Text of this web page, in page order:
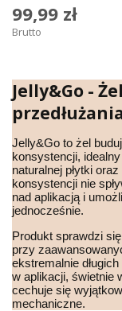
99,99 zł
Brutto
Jelly&Go -
Jelly&Go to żel
konsystencji,
naturalnej płytki
konsystencji nie
nad aplikacją i
jednocześnie.
Produkt sprawdzi
przy
ekstremalnie
w aplikacji, świetnie
cechuje się
mechaniczne.